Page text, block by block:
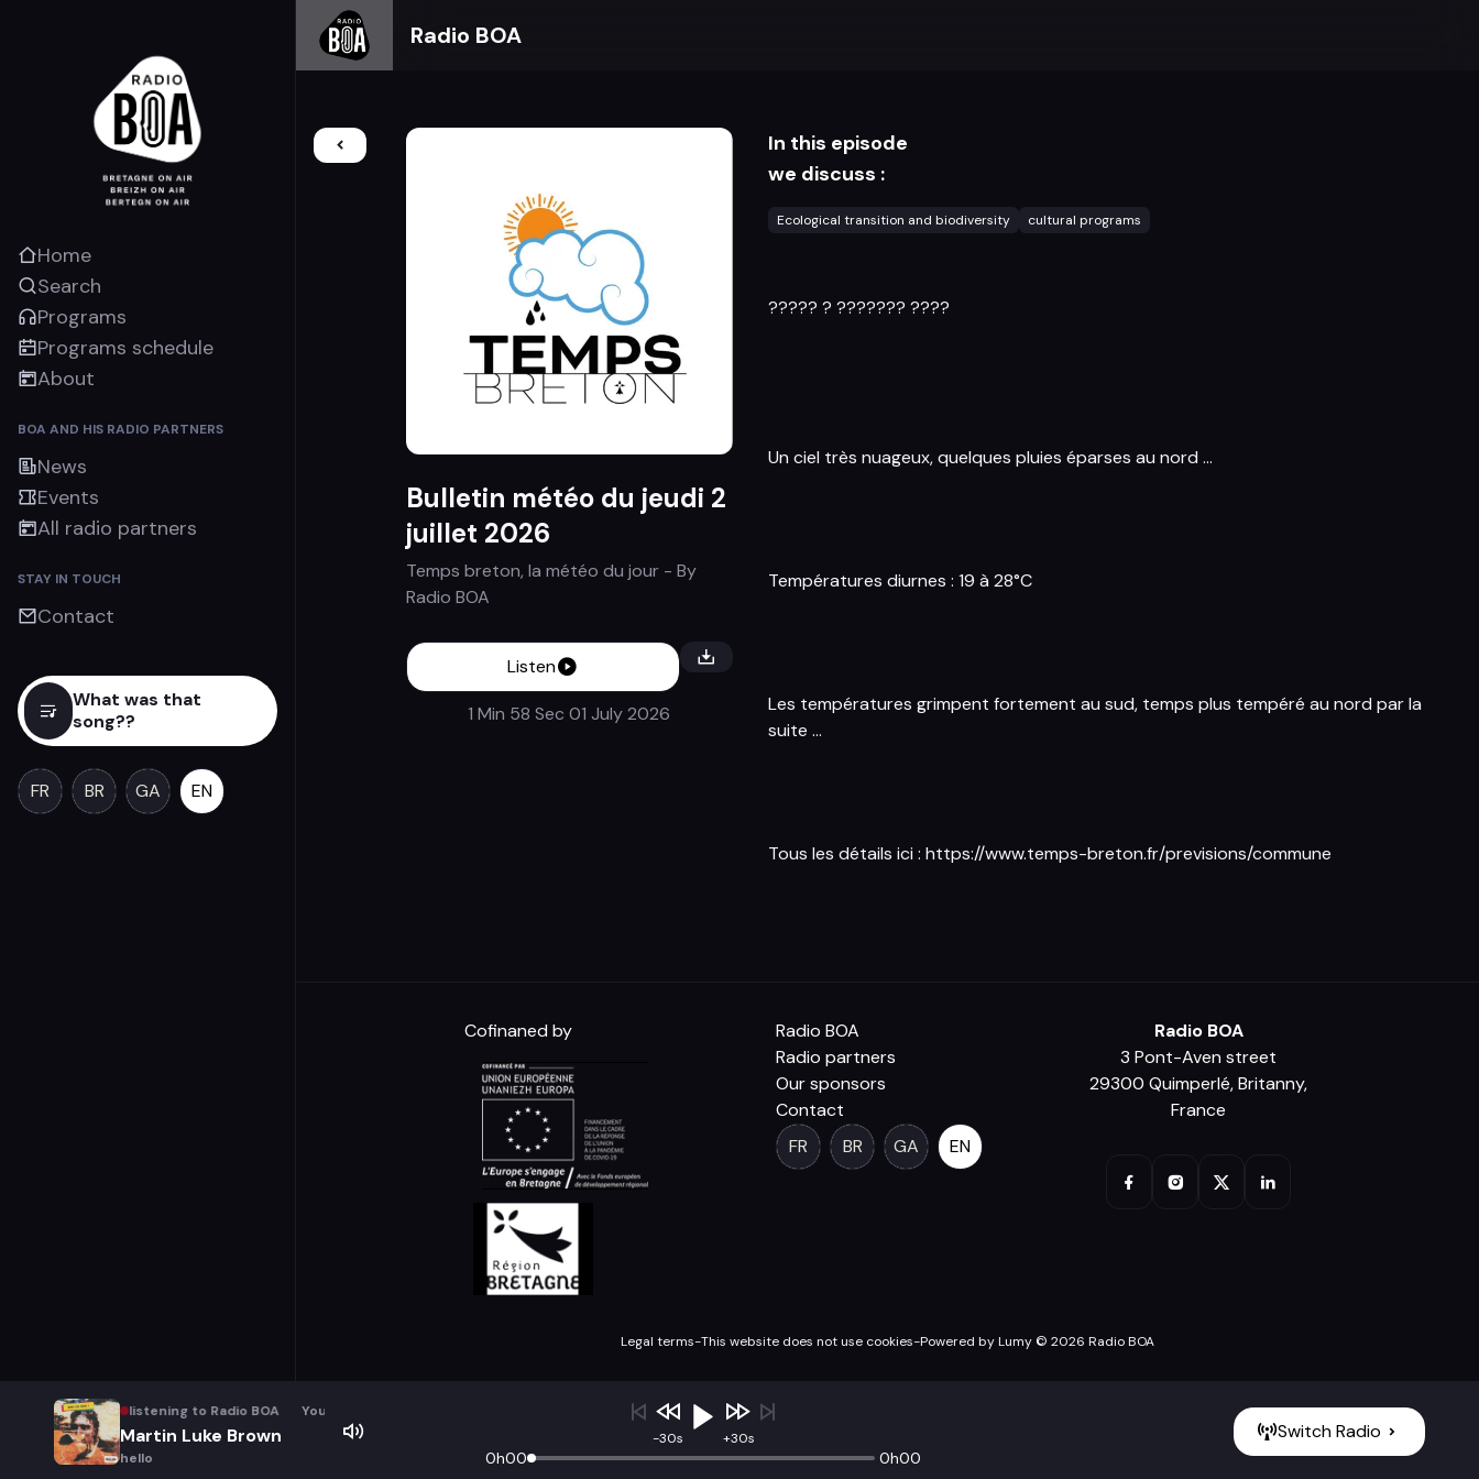
Home
Search
Programs
Programs schedule
About
BOA AND HIS RADIO PARTNERS
News
Events
All radio partners
STAY IN TOUCH
Contact
What was that
song??
FR BR GA EN
Radio BOA
Bulletin météo du jeudi 2
juillet 2026
Temps breton, la météo du jour- By
Radio BOA
Listen
1 Min 58 Sec 01 July 2026
In this episode
we discuss :
Ecological transition and biodiversity cultural programs
????? ? ??????? ????
Un ciel très nuageux, quelques pluies éparses au nord ...
Températures diurnes : 19 à 28°C
Les températures grimpent fortement au sud, temps plus tempéré au nord par la
suite ...
Tous les détails ici : https://www.temps-breton.fr/previsions/commune
Cofinaned by
Radio BOA
Radio partners
Our sponsors
Contact
FR
BR GA EN
Radio BOA
3 Pont-Aven street
29300 Quimperlé, Britanny,
France
Legal terms-This website does not use cookies-Powered by Lumy © 2026 Radio BOA
You are listening to Radio BOA You are listening to Radio BOA
Martin Luke Brown
hello
-30s +30s
0h00 0h00
Switch Radio